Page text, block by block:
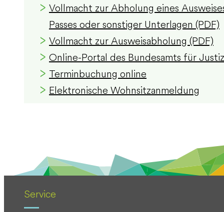
Vollmacht zur Abholung eines
Passes oder sonstiger Unterlagen (PDF)
Vollmacht zur Ausweisabholung (PDF)
Online-Portal des Bundesamts für Justiz
Terminbuchung online
Elektronische Wohnsitzanmeldung
Service